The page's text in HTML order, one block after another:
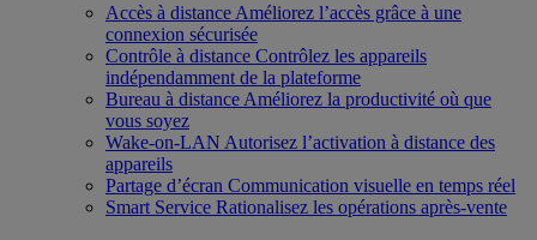
Accès à distance Améliorez l’accès grâce à une
connexion sécurisée
Contrôle à distance Contrôlez les appareils
indépendamment de la plateforme
Bureau à distance Améliorez la productivité où que
vous soyez
Wake-on-LAN Autorisez l’activation à distance des
appareils
Partage d’écran Communication visuelle en temps réel
Smart Service Rationalisez les opérations après-vente